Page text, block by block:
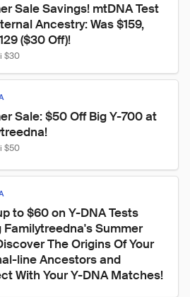
Sale Savings! mtDNA Test
Ancestry: Was $159,
($30 Off)!
$30
Sale: $50 Off Big Y-700 at
$50
to $60 on Y-DNA Tests
Familytreedna's Summer
The Origins Of Your
line Ancestors and
With Your Y-DNA Matches!